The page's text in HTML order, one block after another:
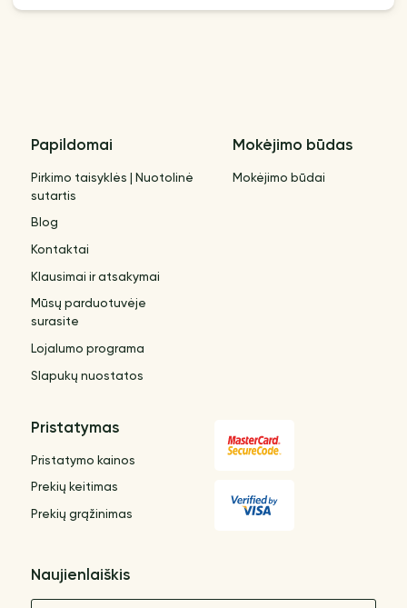
Papildomai
Pirkimo taisyklės | Nuotolinė
sutartis
Blog
Kontaktai
Klausimai ir atsakymai
Mūsų parduotuvėje
surasite
Lojalumo programa
Slapukų nuostatos
Mokėjimo būdas
Mokėjimo būdai
Pristatymas
Pristatymo kainos
Prekių keitimas
Prekių grąžinimas
Naujienlaiškis